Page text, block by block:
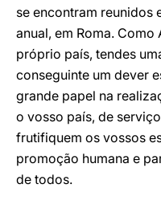
se encontram reunidos
anual, em Roma.
próprio país, tendes
conseguinte um dever
grande papel na
o vosso país, de
frutifiquem os vossos
promoção humana e
de todos.